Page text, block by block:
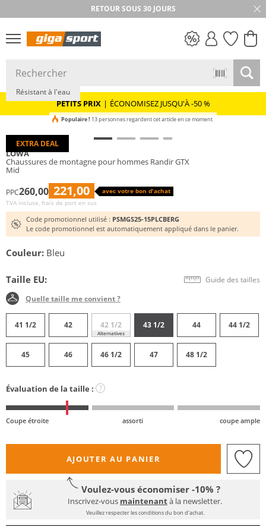
RETOUR SOUS 30 JOURS
PETITS PRIX
PETITS PRIX | ÉCONOMISEZ JUSQU'À -50 %
EXTRA DEAL
GORE-TEX
Résistant à l'eau
Populaire ! 13 personnes regardent cet article en ce moment
LOWA
Chaussures de montagne pour hommes Randir GTX
Mid
PPC260,00 221,00
avec votre bon d'achat
TVA incluse, frais de port en sus
Code promotionnel utilisé : PSMGS25-15PLCBERG
Le code promotionnel est automatiquement appliqué dans le panier.
Couleur: Bleu
Taille EU: Guide des tailles
Quelle taille me convient ?
41 1/2 42 42 1/2
Alternatives
43 1/2 44 44 1/2
45 46 46 1/2 47 48 1/2
Évaluation de la taille : ?
Coupe étroite assorti coupe ample
AJOUTER AU PANIER
Voulez-vous économiser -10% ?
Inscrivez-vous maintenantà la newsletter.
Veuillez respecter les conditions du bon d'achat.